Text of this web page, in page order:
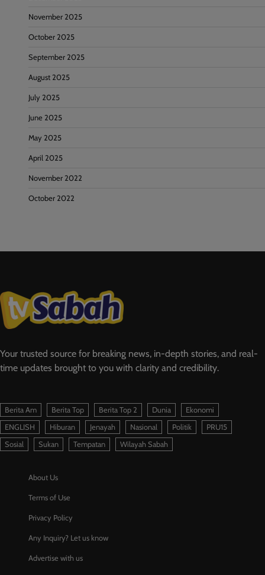
November 2025
October 2025
September 2025
August 2025
July 2025
June 2025
May 2025
April 2025
November 2022
October 2022
Your trusted source for breaking news, in-depth stories, and real-
time updates brought to you with clarity and credibility.
Berita Am Berita Top Berita Top 2 Dunia
Ekonomi
ENGLISH
Hiburan Jenayah Nasional Politik
PRU15
Sosial
Sukan Tempatan Wilayah Sabah
About Us
Terms of Use
Privacy Policy
Any Inquiry? Let us know
Advertise with us